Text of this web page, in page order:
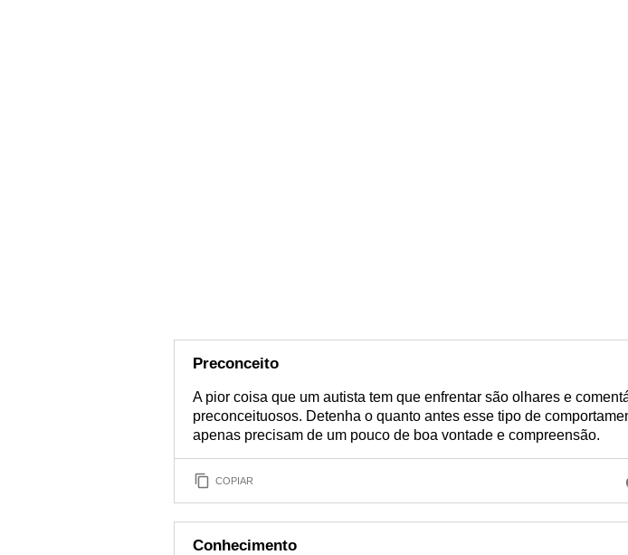
Preconceito
A pior coisa que um autista tem que enfrentar são olhares e
preconceituosos. Detenha o quanto antes esse tipo de
apenas precisam de um pouco de boa vontade e compreensão.
COPIAR
Conhecimento